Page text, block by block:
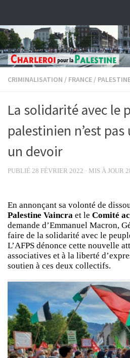
CRIMINALISATION / FRANCE /
La solidarité avec le
palestinien n’est pas
un devoir
PUBLIÉ 28 FÉVRIER 2022 · MIS À JOUR
En annonçant sa volonté de
Palestine Vaincra et le Comité
demande d’Emmanuel Macron,
faire de la solidarité avec le
L’AFPS dénonce cette nouvelle
associatives et à la liberté
soutien à ces deux collectifs.